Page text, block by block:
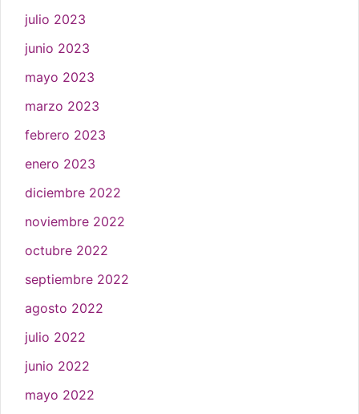
julio 2023
junio 2023
mayo 2023
marzo 2023
febrero 2023
enero 2023
diciembre 2022
noviembre 2022
octubre 2022
septiembre 2022
agosto 2022
julio 2022
junio 2022
mayo 2022